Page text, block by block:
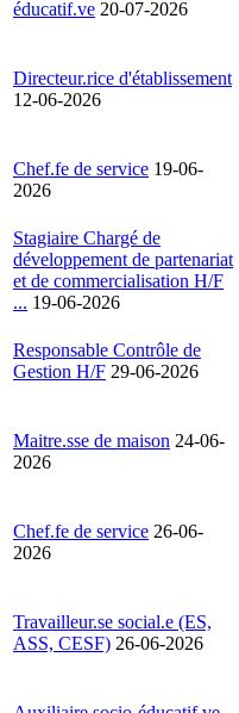
éducatif.ve 20-07-2026
Directeur.rice d'établissement
12-06-2026
Chef.fe de service 19-06-
2026
Stagiaire Chargé de
développement de partenariat
et de commercialisation H/F
... 19-06-2026
Responsable Contrôle de
Gestion H/F 29-06-2026
Maitre.sse de maison 24-06-
2026
Chef.fe de service 26-06-
2026
Travailleur.se social.e (ES,
ASS, CESF) 26-06-2026